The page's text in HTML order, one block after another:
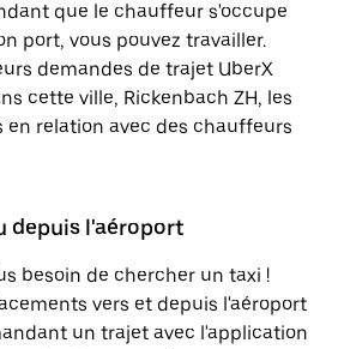
que le chauffeur s'occupe
port, vous pouvez travailler.
demandes de trajet UberX
cette ville, Rickenbach ZH, les
en relation avec des chauffeurs
depuis l'aéroport
besoin de chercher un taxi !
vers et depuis l'aéroport
un trajet avec l'application